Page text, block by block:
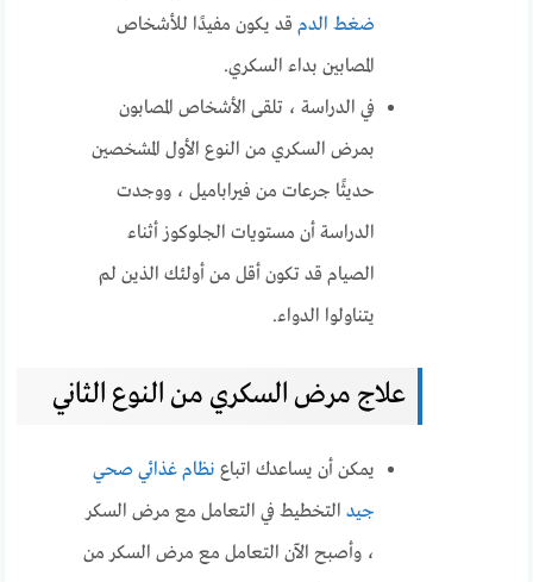
ضغط الدم قد يكون مفيدًا للأشخاص
المصابين بداء السكري.
في الدراسة ، تلقى الأشخاص المصابون
بمرض السكري من النوع الأول المشخصين
حديثًا جرعات من فيراباميل ، ووجدت
الدراسة أن مستويات الجلوكوز أثناء
الصيام قد تكون أقل من أولئك الذين لم
يتناولوا الدواء.
علاج مرض السكري من النوع الثاني
يمكن أن يساعدك اتباع نظام غذائي صحي
جيد التخطيط في التعامل مع مرض السكر
، وأصبح الآن التعامل مع مرض السكر من